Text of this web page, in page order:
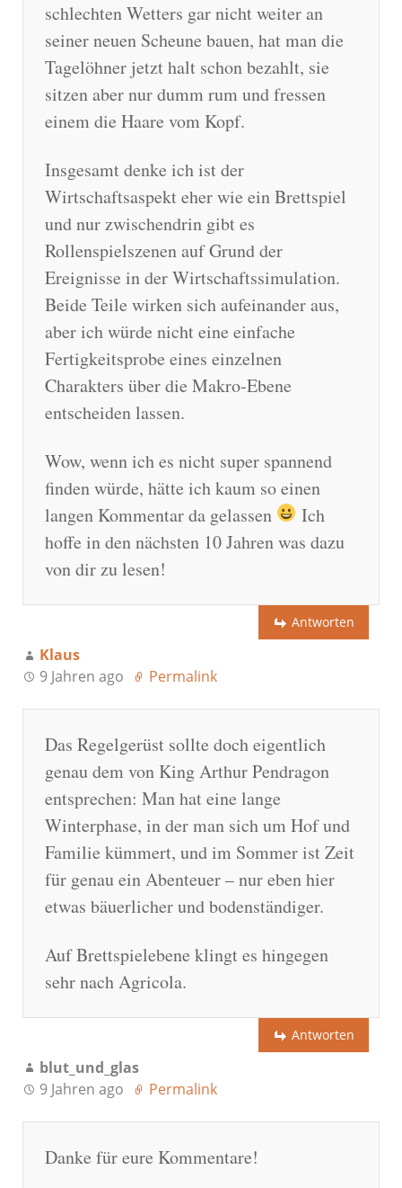
schlechten Wetters gar nicht weiter an
seiner neuen Scheune bauen, hat man die
Tagelöhner jetzt halt schon bezahlt, sie
sitzen aber nur dumm rum und fressen
einem die Haare vom Kopf.
Insgesamt denke ich ist der
Wirtschaftsaspekt eher wie ein Brettspiel
und nur zwischendrin gibt es
Rollenspielszenen auf Grund der
Ereignisse in der Wirtschaftssimulation.
Beide Teile wirken sich aufeinander aus,
aber ich würde nicht eine einfache
Fertigkeitsprobe eines einzelnen
Charakters über die Makro-Ebene
entscheiden lassen.
Wow, wenn ich es nicht super spannend
finden würde, hätte ich kaum so einen
langen Kommentar da gelassen
Ich
hoffe in den nächsten 10 Jahren was dazu
von dir zu lesen!
Antworten
Klaus
9 Jahren ago
Permalink
Das Regelgerüst sollte doch eigentlich
genau dem von King Arthur Pendragon
entsprechen: Man hat eine lange
Winterphase, in der man sich um Hof und
Familie kümmert, und im Sommer ist Zeit
für genau ein Abenteuer – nur eben hier
etwas bäuerlicher und bodenständiger.
Auf Brettspielebene klingt es hingegen
sehr nach Agricola.
Antworten
blut_und_glas
9 Jahren ago
Permalink
Danke für eure Kommentare!